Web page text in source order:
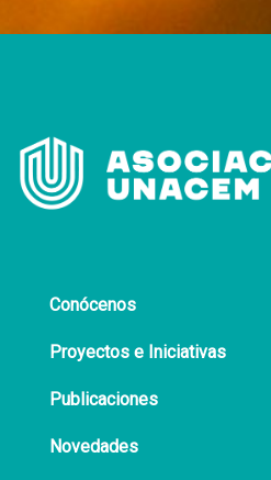
Conócenos
Proyectos e Iniciativas
Publicaciones
Novedades